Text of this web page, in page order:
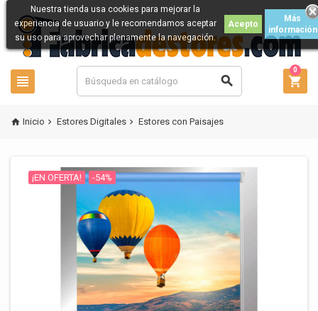
  
0
Nuestra tienda usa cookies para mejorar la
experiencia de usuario y le recomendamos aceptar
su uso para aprovechar plenamente la navegación.
Acepto
Más
información
 Inicio  Estores Digitales  Estores con Paisajes
¡EN OFERTA! -54%